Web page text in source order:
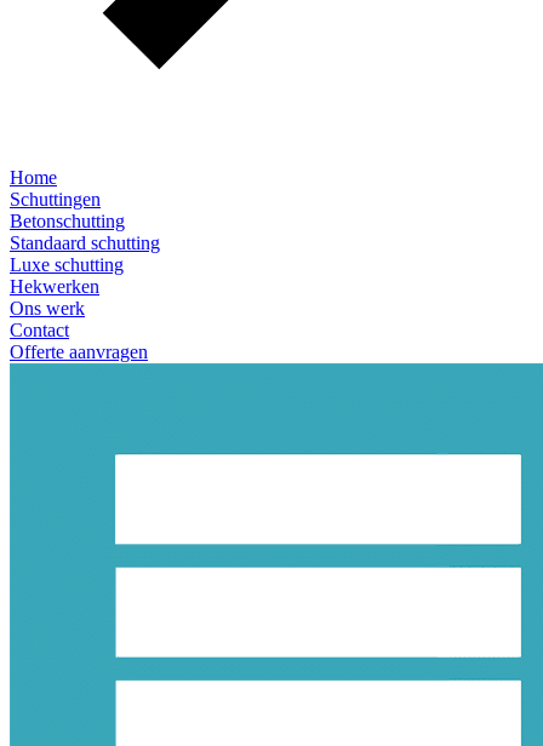
Home
Schuttingen
Betonschutting
Standaard schutting
Luxe schutting
Hekwerken
Ons werk
Contact
Offerte aanvragen